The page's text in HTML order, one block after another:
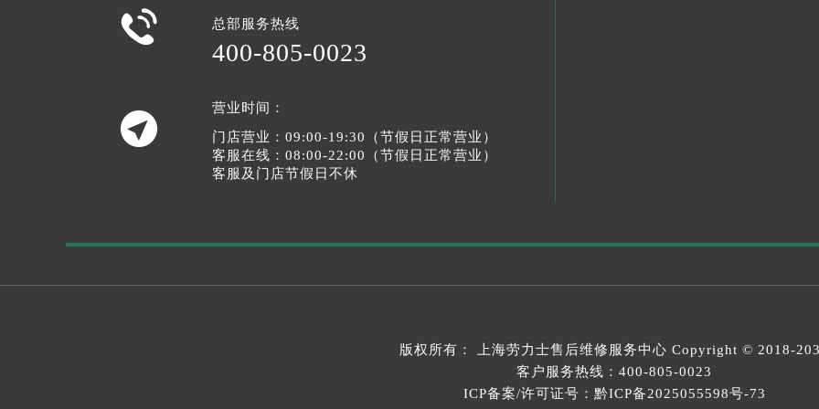
 总部服务热线
400-805-0023

营业时间：
门店营业：09:00-19:30（节假日正常营业）
客服在线：08:00-22:00（节假日正常营业）
客服及门店节假日不休
版权所有： 上海劳力士售后维修服务中心 Copyright © 2018-
客户服务热线： 400-805-0023
ICP备案/许可证号：黔ICP备2025055598号-73